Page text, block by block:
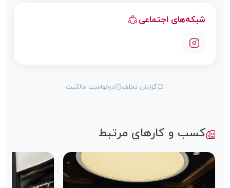
شبکه‌های اجتماعی
گزارش تخلف درخواست مالکیت
کسب و کارهای مرتبط